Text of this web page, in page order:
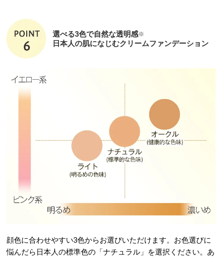
選べる3色で自然な透明感※
日本人の肌になじむクリームファンデーション
顔色に合わせやすい3色からお選びいただけます。お色選びに
悩んだら日本人の標準色の「ナチュラル」を選択ください。あ